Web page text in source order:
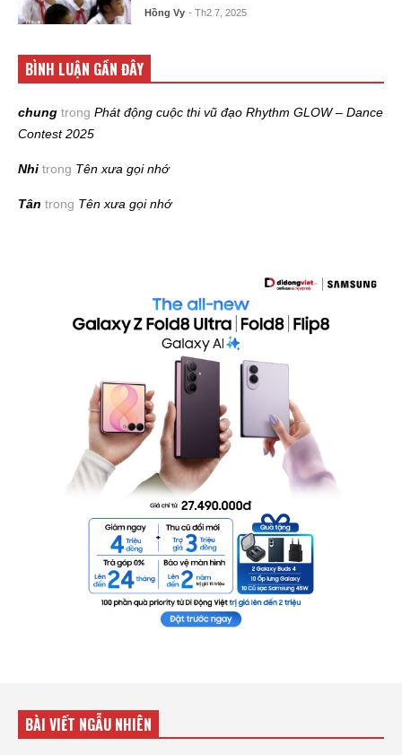
Hồng Vy - Th2 7, 2025
BÌNH LUẬN GẦN ĐÂY
chung trong Phát động cuộc thi vũ đạo Rhythm GLOW – Dance
Contest 2025
Nhi trong Tên xưa gọi nhớ
Tân trong Tên xưa gọi nhớ
BÀI VIẾT NGẪU NHIÊN